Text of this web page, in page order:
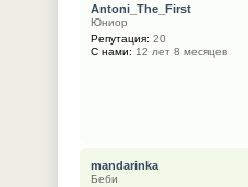
Antoni_The_First
Юниор
Репутация: 20
С нами: 12 лет 8 месяцев
mandarinka
Беби